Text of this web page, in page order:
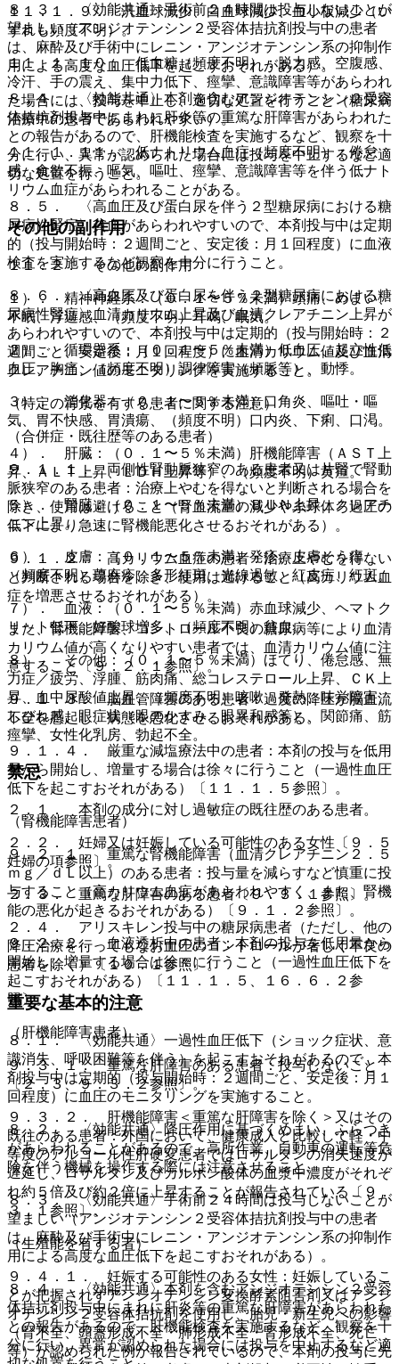
８．３． 〈効能共通〉手術前２４時間は投与しないことが
望ましい（アンジオテンシン２受容体拮抗剤投与中の患者
は、麻酔及び手術中にレニン・アンジオテンシン系の抑制作
用による高度な血圧低下を起こすおそれがある）。
８．４． 〈効能共通〉本剤を含むアンジオテンシン２受容
体拮抗剤投与中にまれに肝炎等の重篤な肝障害があらわれた
との報告があるので、肝機能検査を実施するなど、観察を十
分に行い、異常が認められた場合には投与を中止するなど適
切な処置を行うこと。
８．５． 〈高血圧及び蛋白尿を伴う２型糖尿病における糖
尿病性腎症〉貧血があらわれやすいので、本剤投与中は定期
的（投与開始時：２週間ごと、安定後：月１回程度）に血液
検査を実施するなど観察を十分に行うこと。
８．６． 〈高血圧及び蛋白尿を伴う２型糖尿病における糖
尿病性腎症〉血清カリウム上昇及び血清クレアチニン上昇が
あらわれやすいので、本剤投与中は定期的（投与開始時：２
週間ごと、安定後：月１回程度）に血清カリウム値及び血清
クレアチニン値のモニタリングを実施すること。
（特定の背景を有する患者に関する注意）
（合併症・既往歴等のある患者）
９．１．１． 両側性腎動脈狭窄のある患者又は片腎で腎動
脈狭窄のある患者：治療上やむを得ないと判断される場合を
除き、使用は避けること（腎血流量の減少や糸球体ろ過圧の
低下により急速に腎機能悪化させるおそれがある）。
９．１．２． 高カリウム血症の患者：治療上やむを得ない
と判断される場合を除き、使用は避けること（高カリウム血
症を増悪させるおそれがある）。
また、腎機能障害、コントロール不良の糖尿病等により血清
カリウム値が高くなりやすい患者では、血清カリウム値に注
意すること〔９．２．１参照〕。
９．１．３． 脳血管障害のある患者：過度の降圧が脳血流
不全を惹起し、病態を悪化させるおそれがある。
９．１．４． 厳重な減塩療法中の患者：本剤の投与を低用
量から開始し、増量する場合は徐々に行うこと（一過性血圧
低下を起こすおそれがある）〔１１．１．５参照〕。
（腎機能障害患者）
９．２．１． 重篤な腎機能障害（血清クレアチニン２．５
ｍｇ／ｄＬ以上）のある患者：投与量を減らすなど慎重に投
与すること（高カリウム血症があらわれやすく、また、腎機
能の悪化が起きるおそれがある）〔９．１．２参照〕。
９．２．２． 血液透析中の患者：本剤の投与を低用量から
開始し、増量する場合は徐々に行うこと（一過性血圧低下を
起こすおそれがある）〔１１．１．５、１６．６．２参
照〕。
（肝機能障害患者）
９．３．１． 重篤な肝障害のある患者：投与しないこと
〔２．３、９．３．２参照〕。
９．３．２． 肝機能障害＜重篤な肝障害を除く＞又はその
既往のある患者：外国において、健康成人と比較して軽・中
等度のアルコール性肝硬変患者ではロサルタンの消失速度が
遅延し、ロサルタン及びカルボン酸体の血漿中濃度がそれぞ
れ約５倍及び約２倍に上昇することが報告されている〔９．
３．１参照〕。
（生殖能を有する者）
９．４．１． 妊娠する可能性のある女性：妊娠しているこ
とが把握されずアンジオテンシン変換酵素阻害剤又はアンジ
オテンシン２受容体拮抗剤を使用し、胎児・新生児への影響
（腎不全、頭蓋形成不全・肺形成不全・腎形成不全、死亡
等）が認められた例が報告されているので、本剤の投与に先
１１．１．９． 汎血球減少、白血球減少、血小板減少（い
ずれも頻度不明）。
１１．１．１０． 低血糖（頻度不明）：脱力感、空腹感、
冷汗、手の震え、集中力低下、痙攣、意識障害等があらわれ
た場合には、投与を中止し、適切な処置を行うこと（糖尿病
治療中の患者であらわれやすい）。
１１．１．１１． 低ナトリウム血症（頻度不明）：倦怠
感、食欲不振、嘔気、嘔吐、痙攣、意識障害等を伴う低ナト
リウム血症があらわれることがある。
その他の副作用
１１．２． その他の副作用
１）． 精神神経系：（０．１〜５％未満）頭痛、めまい、
不眠、浮遊感、（頻度不明）耳鳴、眠気。
２）． 循環器系：（０．１〜５％未満）低血圧、起立性低
血圧、胸痛、（頻度不明）調律障害（頻脈等）、動悸。
３）． 消化器：（０．１〜５％未満）口角炎、嘔吐・嘔
気、胃不快感、胃潰瘍、（頻度不明）口内炎、下痢、口渇。
４）． 肝臓：（０．１〜５％未満）肝機能障害（ＡＳＴ上
昇、ＡＬＴ上昇、ＬＤＨ上昇等）、（頻度不明）黄疸。
５）． 腎臓：（０．１〜５％未満）ＢＵＮ上昇、クレアチ
ニン上昇。
６）． 皮膚：（０．１〜５％未満）発疹、皮膚そう痒、
（頻度不明）蕁麻疹、多形紅斑、光線過敏、紅皮症、紅斑。
７）． 血液：（０．１〜５％未満）赤血球減少、ヘマトク
リット低下、好酸球増多、（頻度不明）貧血。
８）． その他：（０．１〜５％未満）ほてり、倦怠感、無
力症／疲労、浮腫、筋肉痛、総コレステロール上昇、ＣＫ上
昇、血中尿酸値上昇、（頻度不明）咳嗽、発熱、味覚障害、
しびれ感、眼症状（眼のかすみ、眼異和感等）、関節痛、筋
痙攣、女性化乳房、勃起不全。
禁忌
２．１． 本剤の成分に対し過敏症の既往歴のある患者。
２．２． 妊婦又は妊娠している可能性のある女性〔９．５
妊婦の項参照〕。
２．３． 重篤な肝障害のある患者〔９．３．１参照〕。
２．４． アリスキレン投与中の糖尿病患者（ただし、他の
降圧治療を行ってもなお血圧のコントロールが著しく不良の
患者を除く）〔１０．１参照〕。
重要な基本的注意
８．１． 〈効能共通〉一過性血圧低下（ショック症状、意
識消失、呼吸困難等を伴う）を起こすおそれがあるので、本
剤投与中は定期的（投与開始時：２週間ごと、安定後：月１
回程度）に血圧のモニタリングを実施すること。
８．２． 〈効能共通〉降圧作用に基づくめまい、ふらつき
があらわれることがあるので、高所作業、自動車の運転等危
険を伴う機械を操作する際には注意させること。
８．３． 〈効能共通〉手術前２４時間は投与しないことが
望ましい（アンジオテンシン２受容体拮抗剤投与中の患者
は、麻酔及び手術中にレニン・アンジオテンシン系の抑制作
用による高度な血圧低下を起こすおそれがある）。
８．４． 〈効能共通〉本剤を含むアンジオテンシン２受容
体拮抗剤投与中にまれに肝炎等の重篤な肝障害があらわれた
との報告があるので、肝機能検査を実施するなど、観察を十
分に行い、異常が認められた場合には投与を中止するなど適